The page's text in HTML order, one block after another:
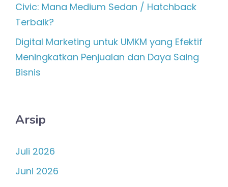
Civic: Mana Medium Sedan / Hatchback
Terbaik?
Digital Marketing untuk UMKM yang Efektif
Meningkatkan Penjualan dan Daya Saing
Bisnis
Arsip
Juli 2026
Juni 2026